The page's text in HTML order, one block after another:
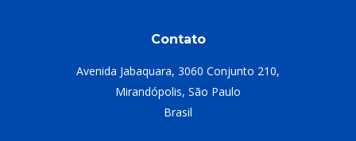
Contato
Avenida Jabaquara, 3060 Conjunto 210,
Mirandópolis, São Paulo
Brasil